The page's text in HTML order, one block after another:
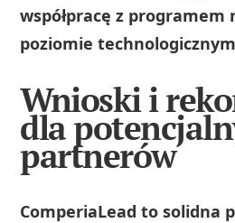
współpracę z programem
poziomie technologicznym
Wnioski i
dla
partnerów
ComperiaLead to solidna